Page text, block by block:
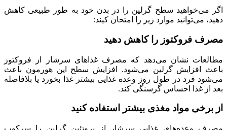
اگر می‌خواهید سطح گرلین را در بدن خود به طور طبیعی کاهش
دهید، می‌توانید موارد زیر را امتحان کیند:
مصرف فروکتوز را کاهش دهید
مطالعات نشان می‌دهد که مصرف غذاهای سرشار از فروکتوز
باعث افزایش گرلین می‌شود. افزایش سطح این هورمون باعث
می‌شود فرد در طول روز وعده غذایی بیشتر غذا بخورد یا بلافاصله
بعد از غذا احساس گرسنگی کند.
از برخی مواد مغذی بیشتر استفاده کنید
مصرف وعده‌های غذایی سرشار از پروتئین گرلین را سرکوب